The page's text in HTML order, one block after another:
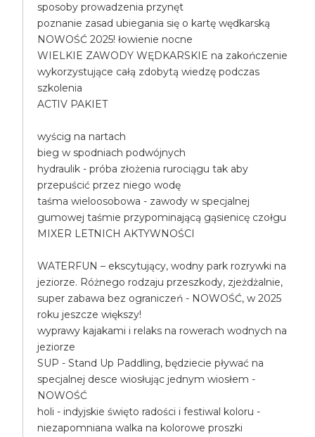
sposoby prowadzenia przynęt
poznanie zasad ubiegania się o kartę wędkarską
NOWOŚĆ 2025! łowienie nocne
WIELKIE ZAWODY WĘDKARSKIE na zakończenie
wykorzystujące całą zdobytą wiedzę podczas
szkolenia
ACTIV PAKIET
wyścig na nartach
bieg w spodniach podwójnych
hydraulik - próba złożenia rurociągu tak aby
przepuścić przez niego wodę
taśma wieloosobowa - zawody w specjalnej
gumowej taśmie przypominającą gąsienicę czołgu
MIXER LETNICH AKTYWNOŚCI
WATERFUN – ekscytujący, wodny park rozrywki na
jeziorze. Różnego rodzaju przeszkody, zjeżdżalnie,
super zabawa bez ograniczeń - NOWOŚĆ, w 2025
roku jeszcze większy!
wyprawy kajakami i relaks na rowerach wodnych na
jeziorze
SUP - Stand Up Paddling, będziecie pływać na
specjalnej desce wiosłując jednym wiosłem -
NOWOŚĆ
holi - indyjskie święto radości i festiwal koloru -
niezapomniana walka na kolorowe proszki